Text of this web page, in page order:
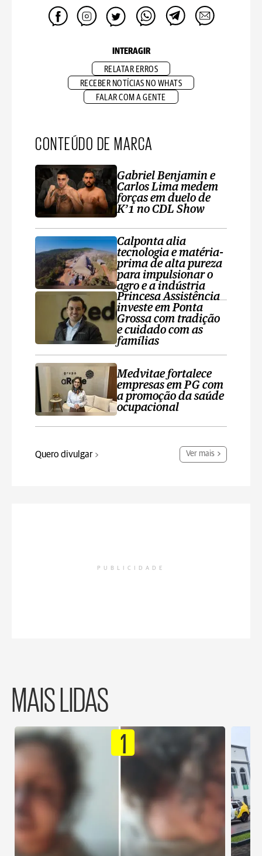
INTERAGIR
RELATAR ERROS
RECEBER NOTÍCIAS NO WHATS
FALAR COM A GENTE
CONTEÚDO DE MARCA
Gabriel Benjamin e
Carlos Lima medem
forças em duelo de
K’1 no CDL Show
Calponta alia
tecnologia e matéria-
prima de alta pureza
para impulsionar o
agro e a indústria
Princesa Assistência
investe em Ponta
Grossa com tradição
e cuidado com as
famílias
Medvitae fortalece
empresas em PG com
a promoção da saúde
ocupacional
Quero divulgar Ver mais
PUBLICIDADE
MAIS LIDAS
1